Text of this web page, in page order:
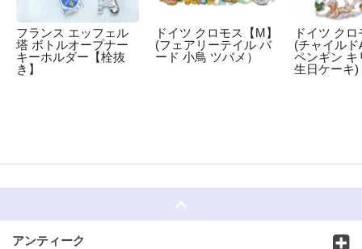
フランス エッフェル
塔 ボトルオープナー
キーホルダー【栓抜
き】
ドイツ クロモス【M】
(フェアリーテイル バ
ード 小鳥 ツバメ）
ドイツ ク
(チャイルド
ペンギン キ
生日ケーキ)
アンティーク